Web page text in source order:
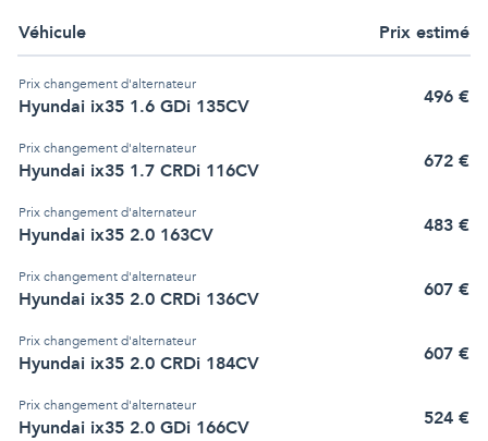
Véhicule Prix estimé
Prixchangement d'alternateur
Hyundai ix35 1.6 GDi 135CV 496 €
Prixchangement d'alternateur
Hyundai ix35 1.7 CRDi 116CV 672 €
Prixchangement d'alternateur
Hyundai ix35 2.0 163CV 483 €
Prixchangement d'alternateur
Hyundai ix35 2.0 CRDi 136CV 607 €
Prixchangement d'alternateur
Hyundai ix35 2.0 CRDi 184CV 607 €
Prixchangement d'alternateur
Hyundai ix35 2.0 GDi 166CV 524 €